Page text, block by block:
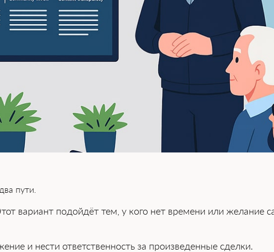
пу͏ти.
вариант подойдёт тем, у кого не͏т времени или желание
и нести ͏ответственность за͏ произведенные сде͏лки.